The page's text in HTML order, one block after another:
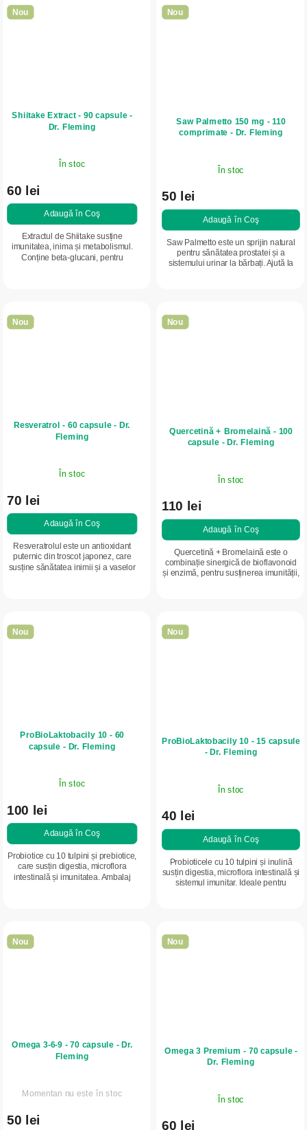
Nou
Shiitake Extract - 90 capsule -
Dr. Fleming
În stoc
60 lei
Adaugă în Coş
Extractul de Shiitake susține
imunitatea, inima și metabolismul.
Conține beta-glucani, pentru
Nou
Saw Palmetto 150 mg - 110
comprimate - Dr. Fleming
În stoc
50 lei
Adaugă în Coş
Saw Palmetto este un sprijin natural
pentru sănătatea prostatei și a
sistemului urinar la bărbați. Ajută la
Nou
Resveratrol - 60 capsule - Dr.
Fleming
În stoc
70 lei
Adaugă în Coş
Resveratrolul este un antioxidant
puternic din troscot japonez, care
susține sănătatea inimii și a vaselor
Nou
Quercetină + Bromelaină - 100
capsule - Dr. Fleming
În stoc
110 lei
Adaugă în Coş
Quercetină + Bromelaină este o
combinație sinergică de bioflavonoid
și enzimă, pentru susținerea imunității,
Nou
ProBioLaktobacily 10 - 60
capsule - Dr. Fleming
În stoc
100 lei
Adaugă în Coş
Probiotice cu 10 tulpini și prebiotice,
care susțin digestia, microflora
intestinală și imunitatea. Ambalaj
Nou
ProBioLaktobacily 10 - 15 capsule
- Dr. Fleming
În stoc
40 lei
Adaugă în Coş
Probioticele cu 10 tulpini și inulină
susțin digestia, microflora intestinală și
sistemul imunitar. Ideale pentru
Nou
Omega 3-6-9 - 70 capsule - Dr.
Fleming
Momentan nu este în stoc
50 lei
Nou
Omega 3 Premium - 70 capsule -
Dr. Fleming
În stoc
60 lei